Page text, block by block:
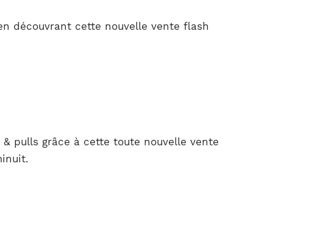
découvrant cette nouvelle vente flash
& pulls grâce à cette toute nouvelle vente